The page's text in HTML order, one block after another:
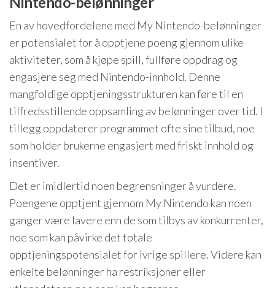
En av hovedfordelene med My Nintendo-belønninger
er potensialet for å opptjene poeng gjennom ulike
aktiviteter, som å kjøpe spill, fullføre oppdrag og
engasjere seg med Nintendo-innhold. Denne
mangfoldige opptjeningsstrukturen kan føre til en
tilfredsstillende oppsamling av belønninger over tid. I
tillegg oppdaterer programmet ofte sine tilbud, noe
som holder brukerne engasjert med friskt innhold og
insentiver.
Det er imidlertid noen begrensninger å vurdere.
Poengene opptjent gjennom My Nintendo kan noen
ganger være lavere enn de som tilbys av konkurrenter,
noe som kan påvirke det totale
opptjeningspotensialet for ivrige spillere. Videre kan
enkelte belønninger ha restriksjoner eller